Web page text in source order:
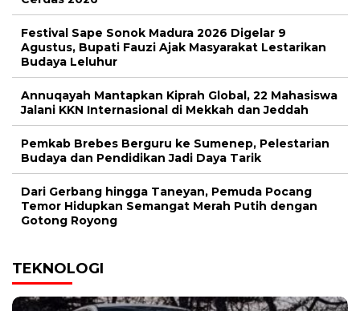
Festival Sape Sonok Madura 2026 Digelar 9
Agustus, Bupati Fauzi Ajak Masyarakat Lestarikan
Budaya Leluhur
Annuqayah Mantapkan Kiprah Global, 22 Mahasiswa
Jalani KKN Internasional di Mekkah dan Jeddah
Pemkab Brebes Berguru ke Sumenep, Pelestarian
Budaya dan Pendidikan Jadi Daya Tarik
Dari Gerbang hingga Taneyan, Pemuda Pocang
Temor Hidupkan Semangat Merah Putih dengan
Gotong Royong
TEKNOLOGI